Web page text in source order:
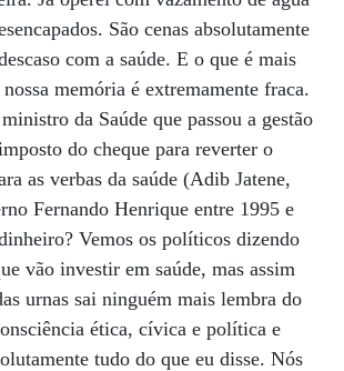
São cenas absolutamente
com a saúde. E o que é mais
memória é extremamente fraca.
da Saúde que passou a gestão
do cheque para reverter o
as verbas da saúde (Adib Jatene,
Fernando Henrique entre 1995 e
Vemos os políticos dizendo
vão investir em saúde, mas assim
urnas sai ninguém mais lembra do
ética, cívica e política e
tudo do que eu disse. Nós